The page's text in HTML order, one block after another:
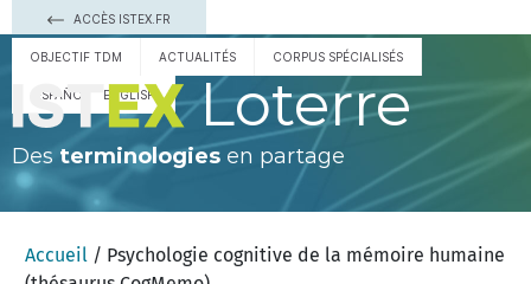
ACCÈS ISTEX.FR
OBJECTIF TDM ACTUALITÉS CORPUS SPÉCIALISÉS
ESPAÑOL ENGLISH Loterre
Des terminologies en partage
Accueil / Psychologie cognitive de la mémoire humaine